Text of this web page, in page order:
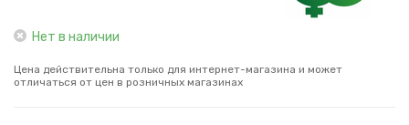
Нет в наличии
Цена действительна только для интернет-магазина и может
отличаться от цен в розничных магазинах